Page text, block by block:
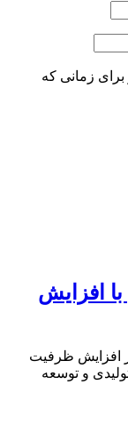
زمانی که
افزایش
افزایش ظرفیت
و توسعه